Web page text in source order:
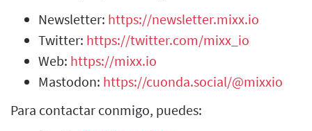
Newsletter: https://newsletter.mixx.io
Twitter: https://twitter.com/mixx_io
Web: https://mixx.io
Mastodon: https://cuonda.social/@mixxio
Para contactar conmigo, puedes: